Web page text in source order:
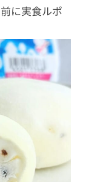
に実食ルポ